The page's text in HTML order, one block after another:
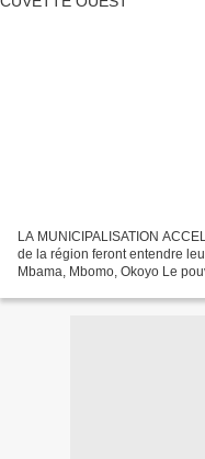
LA MUNICIPALISATION
de la région feront entendre
Mbama, Mbomo, Okoyo Le